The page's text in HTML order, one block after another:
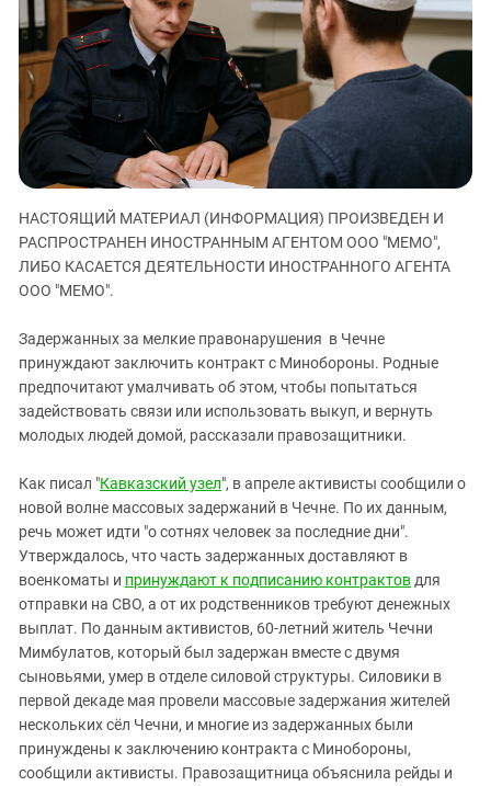
ЗАСТАВЛЯЕТ
КАВКАЗ ЗА ПАЛЕСТИНУ
ИНАКОМЫСЛИЕ В ЧЕЧНЕ
ПРЕСЛЕДОВАНИЕ АКТИВИСТОВ
МОБИЛИЗАЦИЯ И ПРОТЕСТЫ
Дагестан
Ингушетия
Кабардино-Балкария
Калмыкия
Карачаево-Черкесия
Краснодарский край
Нагорный Карабах
Ростовская область
СКФО
Ставропольский край
Южный Кавказ
ЮФО
НАСТОЯЩИЙ МАТЕРИАЛ (ИНФОРМАЦИЯ) ПРОИЗВЕДЕН И
РАСПРОСТРАНЕН ИНОСТРАННЫМ АГЕНТОМ ООО "МЕМО",
ЛИБО КАСАЕТСЯ ДЕЯТЕЛЬНОСТИ ИНОСТРАННОГО АГЕНТА
ООО "МЕМО".
Задержанных за мелкие правонарушения в Чечне
принуждают заключить контракт с Минобороны. Родные
предпочитают умалчивать об этом, чтобы попытаться
задействовать связи или использовать выкуп, и вернуть
молодых людей домой, рассказали правозащитники.
Как писал "Кавказский узел", в апреле активисты сообщили о
новой волне массовых задержаний в Чечне. По их данным,
речь может идти "о сотнях человек за последние дни".
Утверждалось, что часть задержанных доставляют в
военкоматы и принуждают к подписанию контрактов для
отправки на СВО, а от их родственников требуют денежных
выплат. По данным активистов, 60-летний житель Чечни
Мимбулатов, который был задержан вместе с двумя
сыновьями, умер в отделе силовой структуры. Силовики в
первой декаде мая провели массовые задержания жителей
нескольких сёл Чечни, и многие из задержанных были
принуждены к заключению контракта с Минобороны,
сообщили активисты. Правозащитница объяснила рейды и